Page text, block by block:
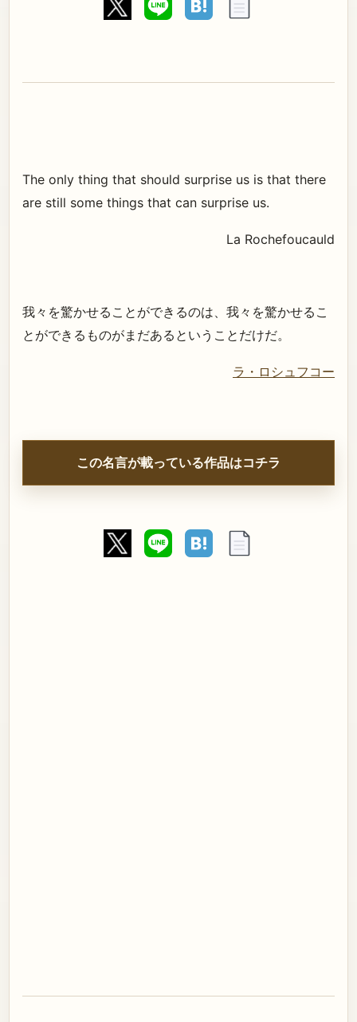
The only thing that should surprise us is that there
are still some things that can surprise us.
La Rochefoucauld
我々を驚かせることができるのは、我々を驚かせるこ
とができるものがまだあるということだけだ。
ラ・ロシュフコー
この名言が載っている作品はコチラ